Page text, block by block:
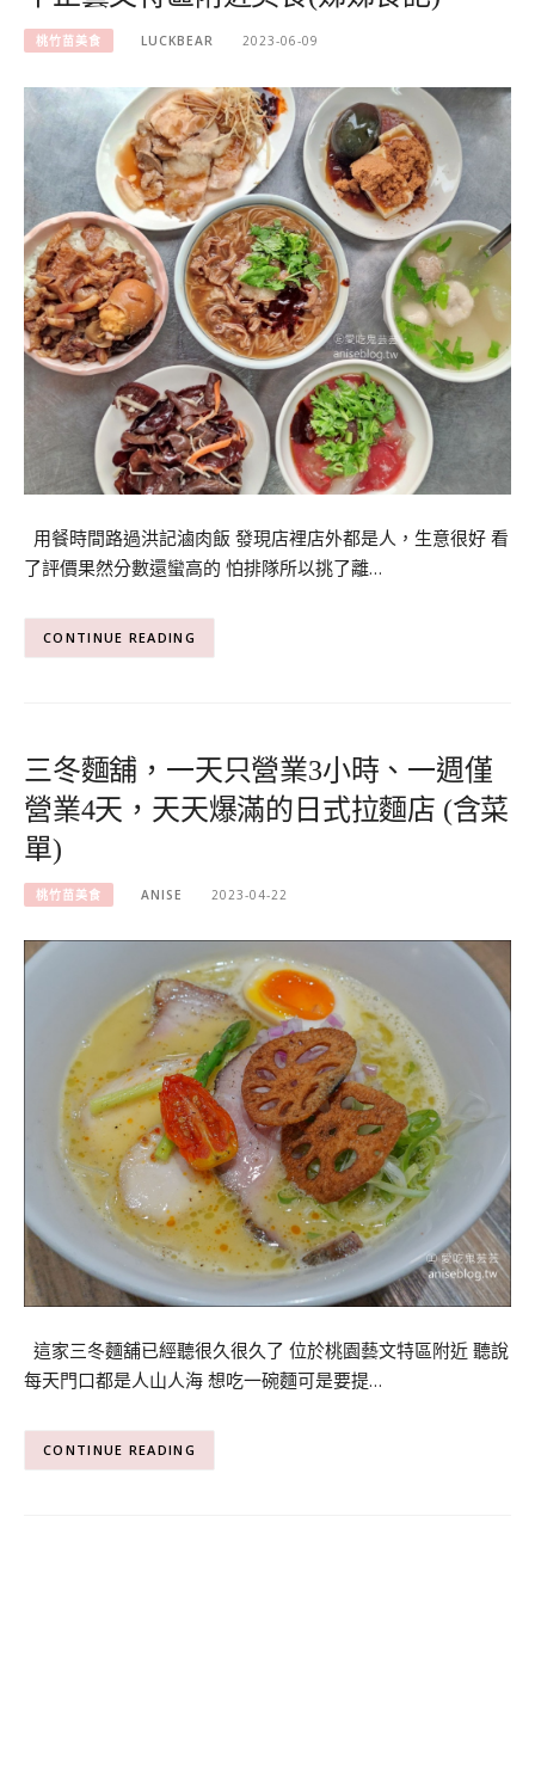
桃竹苗美食 LUCKBEAR 2023-06-09
用餐時間路過洪記滷肉飯 發現店裡店外都是人，生意很好 看
了評價果然分數還蠻高的 怕排隊所以挑了離…
CONTINUE READING
三冬麵舖，一天只營業3小時、一週僅
營業4天，天天爆滿的日式拉麵店 (含菜
單)
桃竹苗美食 ANISE 2023-04-22
這家三冬麵舖已經聽很久很久了 位於桃園藝文特區附近 聽說
每天門口都是人山人海 想吃一碗麵可是要提…
CONTINUE READING